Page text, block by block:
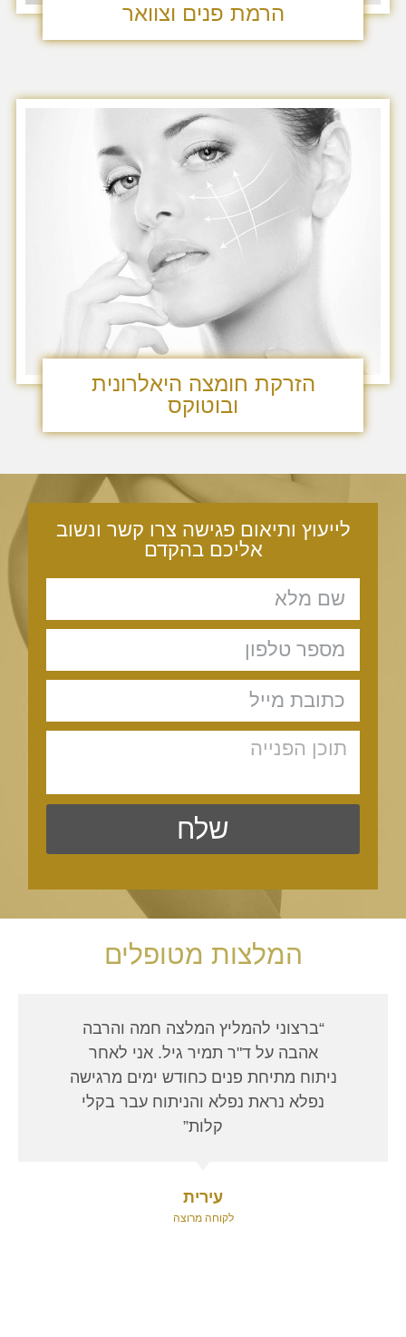
הרמת פנים וצוואר
הזרקת חומצה היאלרונית
ובוטוקס
לייעוץ ותיאום פגישה צרו קשר ונשוב
אליכם בהקדם
שלח
המלצות מטופלים
“ברצוני להמליץ המלצה חמה והרבה
אהבה על ד"ר תמיר גיל. אני לאחר
ניתוח מתיחת פנים כחודש ימים מרגישה
נפלא נראת נפלא והניתוח עבר בקלי
קלות”
עירית
לקוחה מרוצה